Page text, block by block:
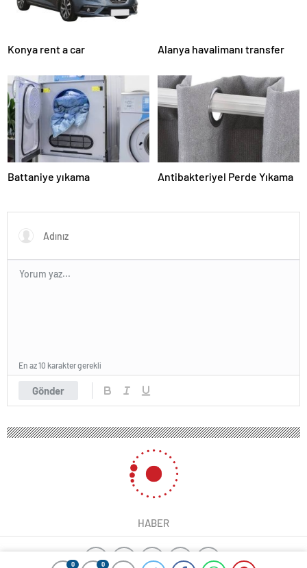
0 0
Konya rent a car Alanya havalimanı transfer
Battaniye yıkama Antibakteriyel Perde Yıkama
Gönder
En az 10 karakter gerekli
HABER